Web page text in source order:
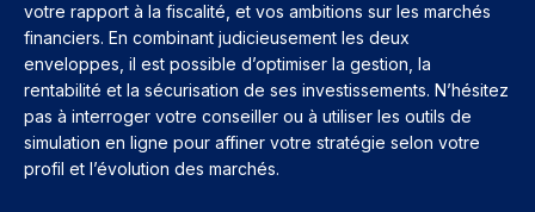
votre rapport à la fiscalité, et vos ambitions sur les marchés
financiers. En combinant judicieusement les deux
enveloppes, il est possible d’optimiser la gestion, la
rentabilité et la sécurisation de ses investissements. N’hésitez
pas à interroger votre conseiller ou à utiliser les outils de
simulation en ligne pour affiner votre stratégie selon votre
profil et l’évolution des marchés.